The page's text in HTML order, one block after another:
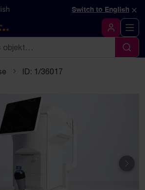
version av denna sidaSwitch to English ×
Logga in
Sök
ID: 1/36017